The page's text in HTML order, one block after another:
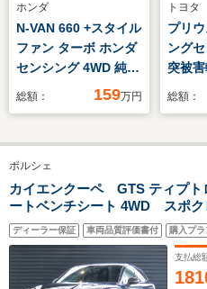
ホンダ
N-VAN 660 +スタイル
ファン ターボ ホンダ
センシング 4WD 純正
7型ナビ・純正エンジ
Honda SENSING・フ
ルLEDヘッドライト・
プロジェクタータイ
プ オートレベリン
グ/オートライトコン
トロール機構付
USB
総額： 159万円
トヨタ
プリ
ング
突被
スマ
総額：
ポルシェ
カイエンクーペ GTS ティプト
ートベンチシート 4WD スポ
ディーラー保証 車両品質評価書付 購入プ
支払総